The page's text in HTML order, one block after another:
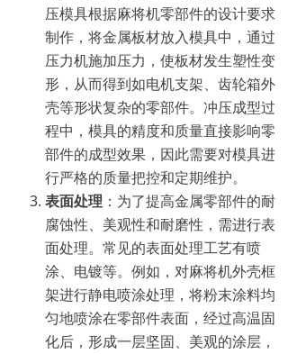
压模具根据麻将机零部件的设计要求
制作，将金属板材放入模具中，通过
压力机施加压力，使板材发生塑性变
形，从而得到如电机支架、齿轮箱外
壳等形状复杂的零部件。冲压成型过
程中，模具的精度和质量直接影响零
部件的成型效果，因此需要对模具进
行严格的质量把控和定期维护。
表面处理 ：为了提高金属零部件的耐
腐蚀性、美观性和耐磨性，需进行表
面处理。常见的表面处理工艺有喷
涂、电镀等。例如，对麻将机外壳框
架进行静电喷涂处理，将粉末涂料均
匀地喷涂在零部件表面，经过高温固
化后，形成一层坚固、美观的涂层，